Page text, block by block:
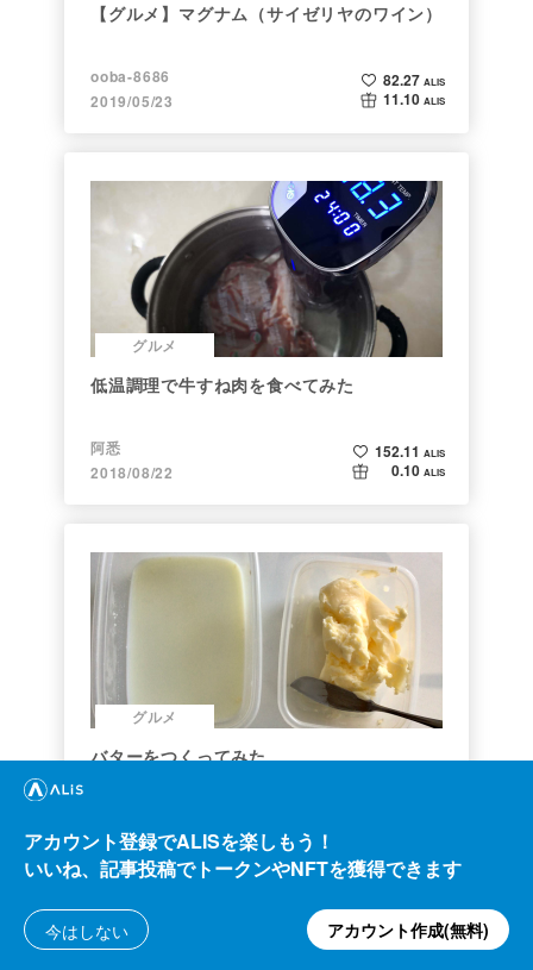
【グルメ】マグナム（サイゼリヤのワイン）
ooba-8686
2019/05/23
82.27 ALIS
11.10 ALIS
グルメ
低温調理で牛すね肉を食べてみた
阿悉
2018/08/22
152.11 ALIS
0.10 ALIS
グルメ
バターをつくってみた
2021/02/18
アカウント登録でALISを楽しもう！
いいね、記事投稿でトークンやNFTを獲得できます
今はしない アカウント作成(無料)